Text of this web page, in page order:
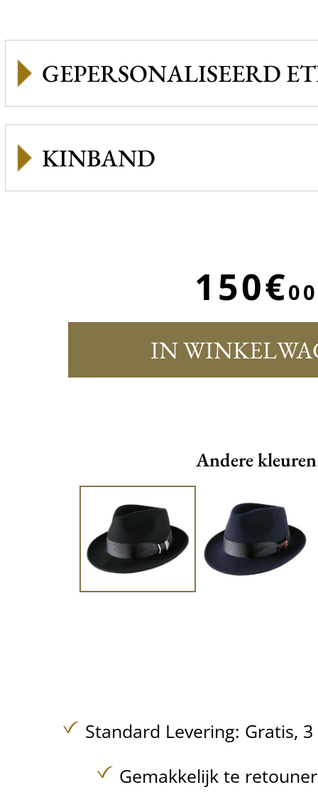
GEPERSONALISEERD
KINBAND
150€00
IN
Andere kleuren
Standard Levering: Gratis,
Gemakkelijk te